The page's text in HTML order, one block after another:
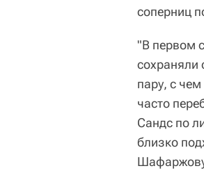
соперниц
"В первом
сохраняли
пару, с
часто
Сандс по
близко